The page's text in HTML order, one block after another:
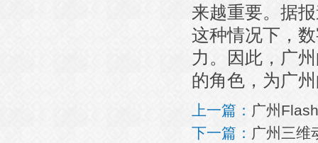
来越重要。据
这种情况下，
力。因此，广
的角色，为广
上一篇： 广州
下一篇： 广州三维